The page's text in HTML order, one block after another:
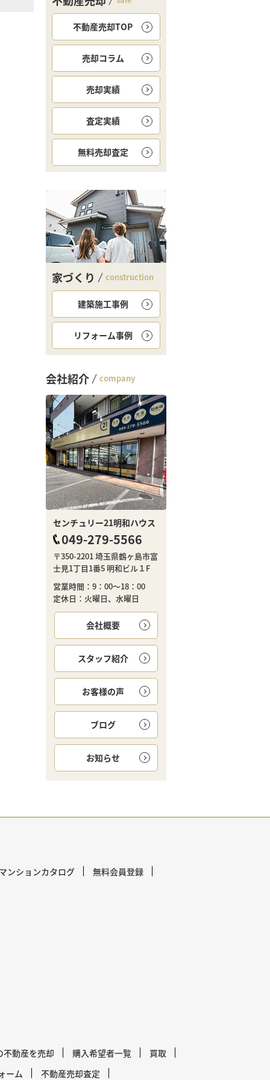
不動産売却TOP
売却コラム
売却実績
査定実績
無料売却査定
家づくり construction
建築施工事例
リフォーム事例
会社紹介 company
センチュリー21明和ハウス
049-279-5566
〒350-2201 埼玉県鶴ヶ島市富
士見1丁目1番5 明和ビル１F
営業時間：9：00～18：00
定休日：火曜日、水曜日
会社概要
スタッフ紹介
お客様の声
ブログ
お知らせ
ンションカタログ 無料会員登録
不動産を売却 購入希望者一覧
買取
ーム
不動産売却査定